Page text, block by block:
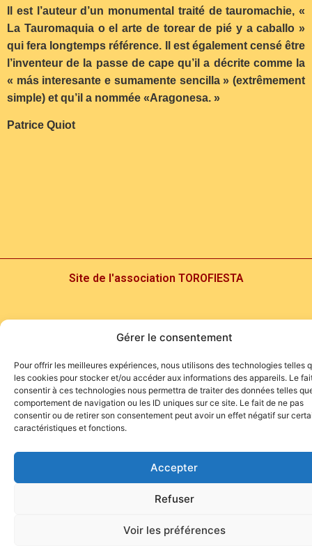
Gérer le consentement
Pour offrir les meilleures expériences, nous utilisons des technologies telles
les cookies pour stocker et/ou accéder aux informations des appareils. Le
consentir à ces technologies nous permettra de traiter des données telles
comportement de navigation ou les ID uniques sur ce site. Le fait de ne pas
consentir ou de retirer son consentement peut avoir un effet négatif sur
caractéristiques et fonctions.
Accepter
Refuser
Voir les préférences
Il est l’auteur d’un monumental traité de tauromachie, «
La Tauromaquia o el arte de torear de pié y a caballo »
qui fera longtemps référence. Il est également censé être
l’inventeur de la passe de cape qu’il a décrite comme la
« más interesante e sumamente sencilla » (extrêmement
simple) et qu’il a nommée «Aragonesa. »
Patrice Quiot
Site de l'association TOROFIESTA